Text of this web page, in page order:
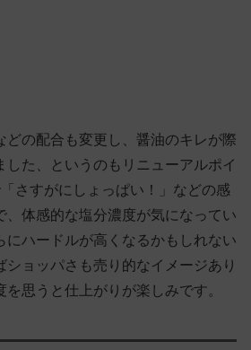
どの配合も変更し、醤油のキレが際
した、というのもリニューアルポイ
さすがにしょっぱい！」などの感
、体感的な塩分濃度が気になってい
にハードルが高くなるかもしれない
ショッパさも売り的なイメージあり
を思うと仕上がりが楽しみです。